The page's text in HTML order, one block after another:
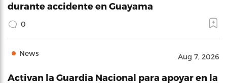
durante accidente en Guayama
0
News Aug 7, 2026
Activan la Guardia Nacional para apoyar en la